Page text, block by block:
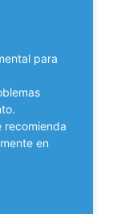
para
recomienda
en